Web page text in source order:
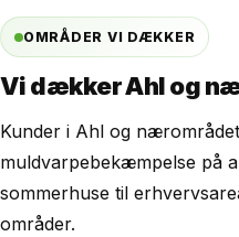
OMRÅDER VI DÆKKER
Vi dækker Ahl og
Kunder i Ahl og
muldvarpebekæmpelse på
sommerhuse til
områder.